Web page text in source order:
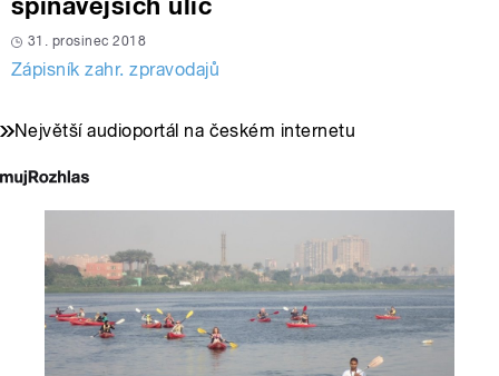
špinavějších ulic
31. prosinec 2018
Zápisník zahr. zpravodajů
Největší audioportál na českém internetu